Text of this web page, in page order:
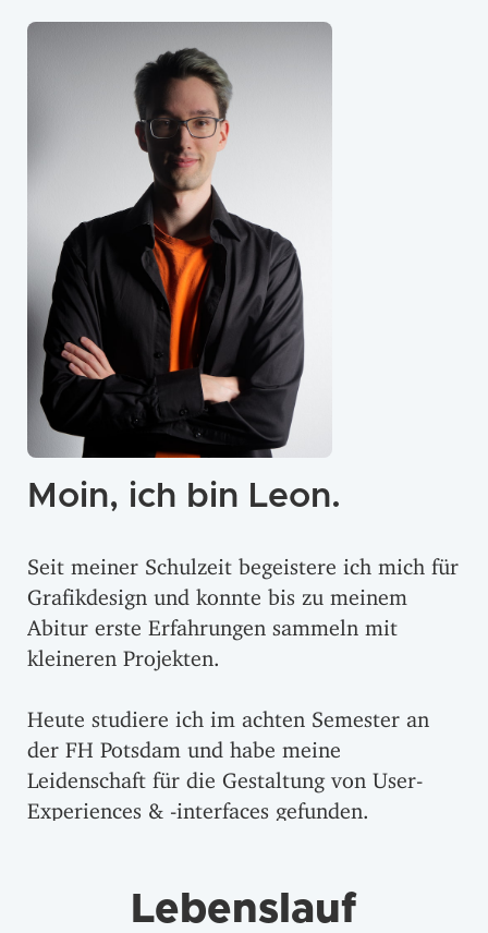
Moin, ich bin Leon.
Seit meiner Schulzeit begeistere ich mich für
Grafikdesign und konnte bis zu meinem
Abitur erste Erfahrungen sammeln mit
kleineren Projekten.
Heute studiere ich im achten Semester an
der FH Potsdam und habe meine
Leidenschaft für die Gestaltung von User-
Experiences & -interfaces gefunden.
Lebenslauf